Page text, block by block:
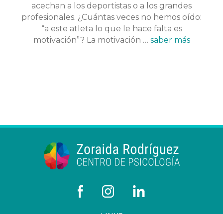
acechan a los deportistas o a los grandes
profesionales. ¿Cuántas veces no hemos oído:
“a este atleta lo que le hace falta es
motivación”? La motivación … saber más